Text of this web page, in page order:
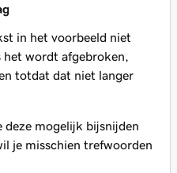
in het voorbeeld niet
wordt afgebroken,
totdat dat niet langer
deze mogelijk bijsnijden
je misschien trefwoorden